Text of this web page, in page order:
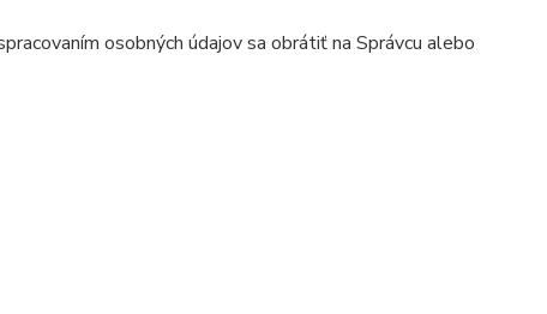
osobných údajov sa obrátiť na Správcu alebo